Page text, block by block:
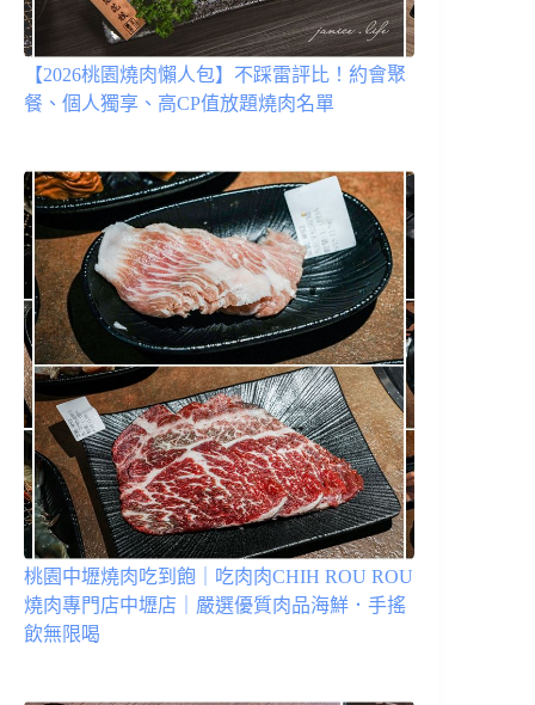
【2026桃園燒肉懶人包】不踩雷評比！約會聚
餐、個人獨享、高CP值放題燒肉名單
桃園中壢燒肉吃到飽｜吃肉肉CHIH ROU ROU
燒肉專門店中壢店｜嚴選優質肉品海鮮．手搖
飲無限喝